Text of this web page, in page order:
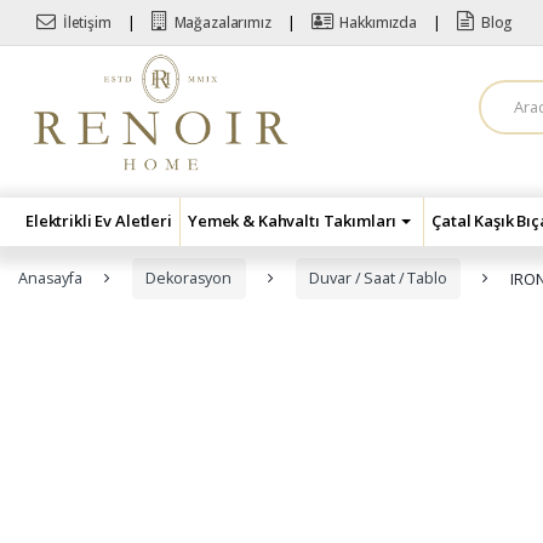
Skip to navigation
Skip to content
İletişim Mağazalarımız Hakkımızda Blog
A
r
a
Elektrikli Ev Aletleri Yemek & Kahvaltı Takımları Çatal Kaşık
Anasayfa Dekorasyon Duvar / Saat / Tablo